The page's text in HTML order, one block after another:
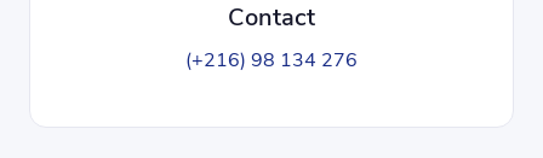
Contact
(+216) 98 134 276